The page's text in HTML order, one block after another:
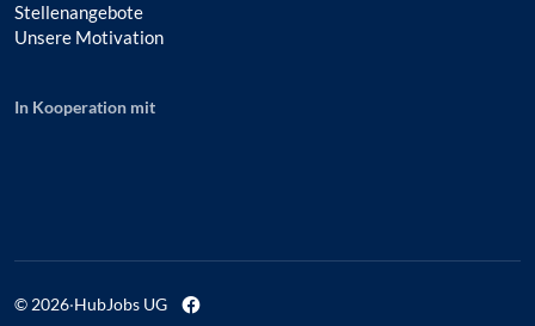
Stellenangebote
Unsere Motivation
In Kooperation mit
© 2026·HubJobs UG